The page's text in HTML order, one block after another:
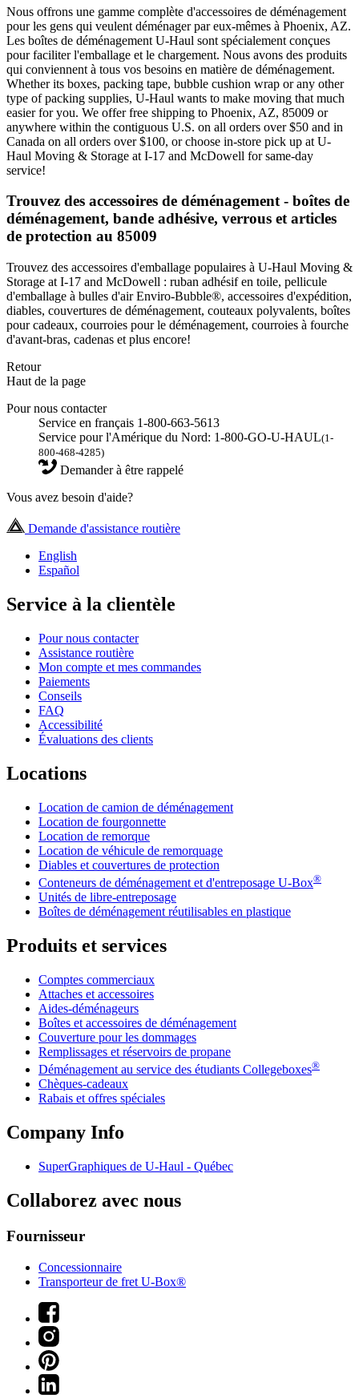
Nous offrons une gamme complète d'accessoires de déménagement
pour les gens qui veulent déménager par eux-mêmes à Phoenix, AZ.
Les boîtes de déménagement U-Haul sont spécialement conçues
pour faciliter l'emballage et le chargement. Nous avons des produits
qui conviennent à tous vos besoins en matière de déménagement.
Whether its boxes, packing tape, bubble cushion wrap or any other
type of packing supplies, U-Haul wants to make moving that much
easier for you. We offer free shipping to Phoenix, AZ, 85009 or
anywhere within the contiguous U.S. on all orders over $50 and in
Canada on all orders over $100, or choose in-store pick up at U-
Haul Moving & Storage at I-17 and McDowell for same-day
service!
Trouvez des accessoires de déménagement - boîtes de
déménagement, bande adhésive, verrous et articles
de protection au 85009
Trouvez des accessoires d'emballage populaires à U-Haul Moving &
Storage at I-17 and McDowell : ruban adhésif en toile, pellicule
d'emballage à bulles d'air Enviro-Bubble®, accessoires d'expédition,
diables, couvertures de déménagement, couteaux polyvalents, boîtes
pour cadeaux, courroies pour le déménagement, courroies à fourche
d'avant-bras, cadenas et plus encore!
Retour
Haut de la page
Pour nous contacter
Service en français 1-800-663-5613
Service pour l'Amérique du Nord: 1-800-GO-U-HAUL(1-
800-468-4285)
Demander à être rappelé
Vous avez besoin d'aide?
Demande d'assistance routière
English
Español
Service à la clientèle
Pour nous contacter
Assistance routière
Mon compte et mes commandes
Paiements
Conseils
FAQ
Accessibilité
Évaluations des clients
Locations
Location de camion de déménagement
Location de fourgonnette
Location de remorque
Location de véhicule de remorquage
Diables et couvertures de protection
Conteneurs de déménagement et d'entreposage U-Box®
Unités de libre-entreposage
Boîtes de déménagement réutilisables en plastique
Produits et services
Comptes commerciaux
Attaches et accessoires
Aides-déménageurs
Boîtes et accessoires de déménagement
Couverture pour les dommages
Remplissages et réservoirs de propane
Déménagement au service des étudiants Collegeboxes®
Chèques-cadeaux
Rabais et offres spéciales
Company Info
SuperGraphiques de U-Haul - Québec
Collaborez avec nous
Fournisseur
Concessionnaire
Transporteur de fret U-Box®